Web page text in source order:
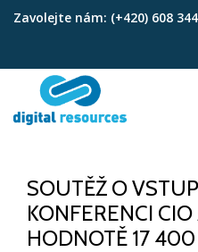
Zavolejte nám: (+420) 608
SOUTĚŽ O
KONFERENCI
HODNOTĚ 17 400